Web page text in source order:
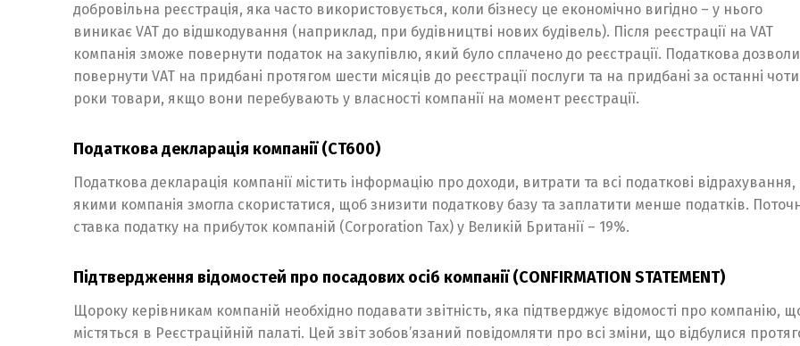
добровільна реєстрація, яка часто використовується, коли бізнесу це економічно вигідно – у нього
виникає VAT до відшкодування (наприклад, при будівництві нових будівель). Після реєстрації на VAT
компанія зможе повернути податок на закупівлю, який було сплачено до реєстрації. Податкова
повернути VAT на придбані протягом шести місяців до реєстрації послуги та на придбані за останні
роки товари, якщо вони перебувають у власності компанії на момент реєстрації.
Податкова декларація компанії (CT600)
Податкова декларація компанії містить інформацію про доходи, витрати та всі податкові відрахування,
якими компанія змогла скористатися, щоб знизити податкову базу та заплатити менше податків.
ставка податку на прибуток компаній (Corporation Tax) у Великій Британії – 19%.
Підтвердження відомостей про посадових осіб компанії (CONFIRMATION STATEMENT)
Щороку керівникам компаній необхідно подавати звітність, яка підтверджує відомості про компанію,
містяться в Реєстраційній палаті. Цей звіт зобов’язаний повідомляти про всі зміни, що відбулися
Switch The Language
Русский English Українська